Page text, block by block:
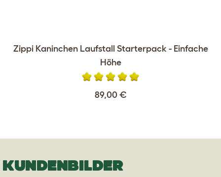
Zippi Kaninchen Laufstall Starterpack - Einfache
Höhe
89,00 €
KUNDENBILDER